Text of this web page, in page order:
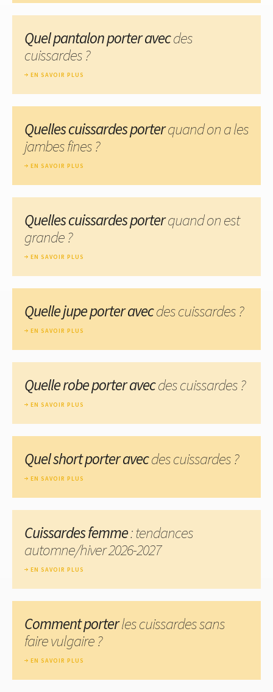
Quel pantalon porter avecdes
cuissardes ?
EN SAVOIR PLUS
Quelles cuissardes porterquand on a les
jambes fines ?
EN SAVOIR PLUS
Quelles cuissardes porterquand on est
grande ?
EN SAVOIR PLUS
Quelle jupe porter avecdes cuissardes ?
EN SAVOIR PLUS
Quelle robe porter avecdes cuissardes ?
EN SAVOIR PLUS
Quel short porter avecdes cuissardes ?
EN SAVOIR PLUS
Cuissardes femme: tendances
automne/hiver 2026-2027
EN SAVOIR PLUS
Comment porterles cuissardes sans
faire vulgaire ?
EN SAVOIR PLUS